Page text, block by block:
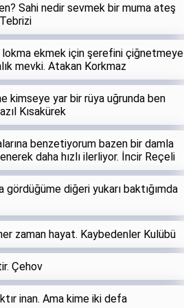
Sahi nedir sevmek bir muma ateş
ekmek için şerefini çiğnetmeye
mevki. Atakan Korkmaz
kimseye yar bir rüya uğrunda ben
Kısakürek
benzetiyorum bazen bir damla
daha hızlı ilerliyor. İncir Reçeli
diğeri yukarı baktığımda
zaman hayat. Kaybedenler Kulübü
Çehov
inan. Ama kime iki defa